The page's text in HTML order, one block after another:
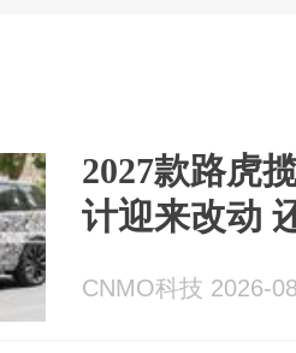
2027款路虎
计迎来改动
CNMO科技 2026-